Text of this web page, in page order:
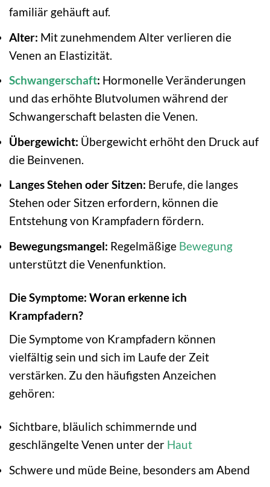
familiär gehäuft auf.
Alter: Mit zunehmendem Alter verlieren die
Venen an Elastizität.
Schwangerschaft: Hormonelle Veränderungen
und das erhöhte Blutvolumen während der
Schwangerschaft belasten die Venen.
Übergewicht: Übergewicht erhöht den Druck auf
die Beinvenen.
Langes Stehen oder Sitzen: Berufe, die langes
Stehen oder Sitzen erfordern, können die
Entstehung von Krampfadern fördern.
Bewegungsmangel: Regelmäßige Bewegung
unterstützt die Venenfunktion.
Die Symptome: Woran erkenne ich
Krampfadern?
Die Symptome von Krampfadern können
vielfältig sein und sich im Laufe der Zeit
verstärken. Zu den häufigsten Anzeichen
gehören:
Sichtbare, bläulich schimmernde und
geschlängelte Venen unter der Haut
Schwere und müde Beine, besonders am Abend